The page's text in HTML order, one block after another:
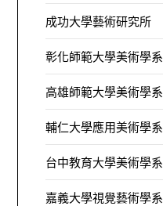
成功大學藝術研究所
彰化師範大學美術學系
高雄師範大學美術學系
輔仁大學應用美術學系
台中教育大學美術學系
嘉義大學視覺藝術學系